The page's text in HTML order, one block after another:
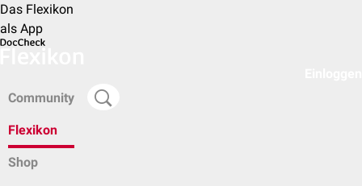
Das Flexikon
als App
Community
Flexikon
Shop